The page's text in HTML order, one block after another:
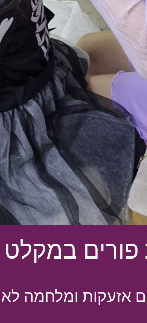
במקלט
אזעקות ומלחמה